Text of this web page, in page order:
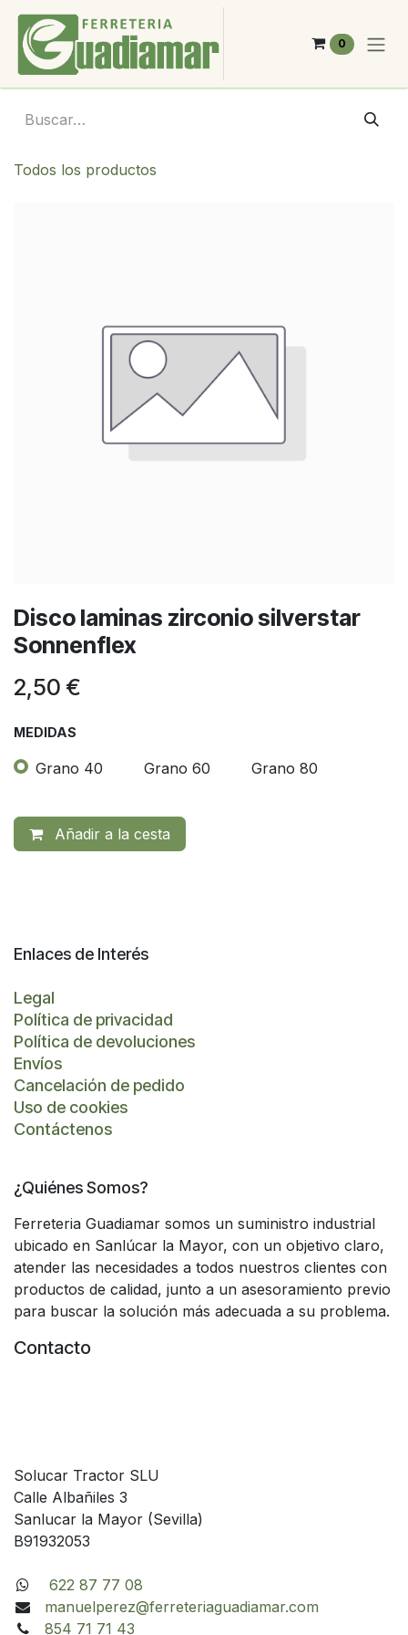
Ir al contenido
0
Todos los productos
Disco laminas zirconio silverstar
Sonnenflex
2,50 €
MEDIDAS
Grano 40 Grano 60 Grano 80
Añadir a la cesta
Enlaces de Interés
Legal
Política de privacidad
Política de devoluciones
Envíos
Cancelación de pedido
Uso de cookies
Contáctenos
¿Quiénes Somos?
Ferreteria Guadiamar somos un suministro industrial
ubicado en Sanlúcar la Mayor, con un objetivo claro,
atender las necesidades a todos nuestros clientes con
productos de calidad, junto a un asesoramiento previo
para buscar la solución más adecuada a su problema.
Contacto
Solucar Tractor SLU
Calle Albañiles 3
Sanlucar la Mayor (Sevilla)
B91932053
622 87 77 08
manuelperez@ferreteriaguadiamar.com
854 71 71 43